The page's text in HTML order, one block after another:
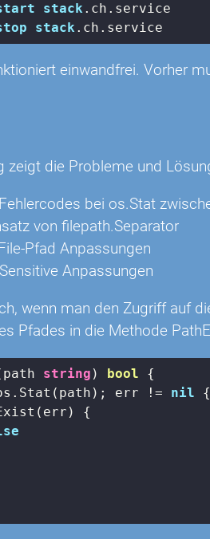
stack .ch .service
stack .ch .service
einwandfrei. Vorher
zeigt die Probleme und
bei os.Stat
von filepath.Separator
Pfad Anpassungen
Anpassungen
wenn man den Zugriff auf
Pfades in die Methode
string ) bool {
err != nil {
{